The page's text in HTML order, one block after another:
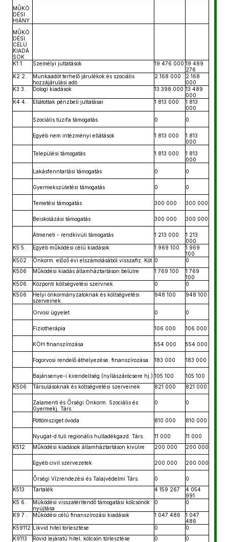
MŰKÖ
DÉSI
HIÁNY
MŰKÖ
DÉSI
CÉLÚ
KIADÁ
SOK
K1 1.
Személyi juttatások 19 476 000 19 489
276
K2 2.
Munkaadót terhelő járulékok és szociális
hozzájárulási adó
2 168 000
2 168
000
K3 3.
Dologi kiadások 13 398 000 13 489
000
K4 4.
Ellátottak pénzbeli juttatásai 1 813 000
1 813
000
Szociális tüzifa támogatás
0 0
Egyéb nem intézményi ellátások 1 813 000
1 813
000
Települési támogatás
1 813 000
1 813
000
Lakásfenntartási támogatás
0 0
Gyermekszületési támogatás 0 0
Temetési támogatás 300 000 300 000
Beiskolázási támogatás 300 000 300 000
Átmeneti - rendkivüli támogatás 1 213 000
1 213
000
K5 5.
Egyéb működési célú kiadások 1 969 100
1 969
100
K502
Önkorm. előző évi elszámolásából visszafiz. Köt. 0
0
K506
Működési kiadás államháztartáson belülre 1 769 100
1 769
100
K506
Központi költségvetési szervnek 0
0
K506
Helyi önkormányzatoknak és költségvetési
szerveinek
948 100 948 100
Orvosi ügyelet 0 0
Fiziotherápia 106 000 106 000
KÖH finanszírozása 554 000 554 000
Fogorvosi rendelő áthelyezése, finanszírozása 183 000 183 000
Bajánsenye-i kirendeltség (nyílászárócsere hj.) 105 100
105 100
K506
Társulásoknak és költségvetési szerveinek 821 000 821 000
Zalamenti és Őrségi Önkorm. Szociális és
Gyermekj. Társ.
0 0
Pöttömsziget óvoda 810 000 810 000
Nyugat-d.tuli regionális hulladékgazd. Társ. 11 000
11 000
K512
Működési kiadások államháztartáson kivülre 200 000 200 000
Egyéb civil szervezetek 200 000 200 000
Őrségi Vízrendezési és Talajvédelmi Társ. 0
0
K513
Tartalék 4 159 267
4 054
991
K5 6 .
Müködési visszatéritendő támogatási kölcsönök
nyújtása
0 0
K9 7 . Működési célú finanszírozási kiadások 1 047 486
1 047
486
K59112 Likvid hitel törlesztése 0
0
K9113
Rövid lejáratú hitel, kölcsön törlesztése 0
0